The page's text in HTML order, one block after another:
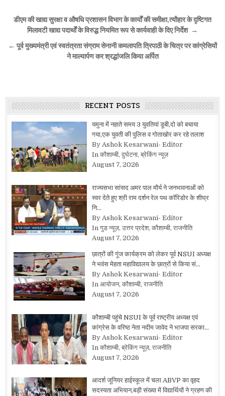
Post
navigation
डीएम की खाद्य सुरक्षा व औषधि प्रशासन विभाग के कार्यों की समीक्षा,त्यौहार के दृष्टिगत
मिलावटी खाद्य पदार्थों के विरुद्ध नियमित रूप से कार्यवाही के दिए निर्देश →
← पूर्व मुख्यमंत्री एवं स्वतंत्रता संग्राम सेनानी कमलापति त्रिपाठी के चित्र पर कांग्रेसियों
ने माल्यार्पण कर श्रद्धांजलि किया अर्पित
RECENT POSTS
यमुना में नहाते समय 3 युवतियां डूबी,दो को बचाया
गया,एक युवती की पुलिस व गोताखोर कर रहे तलाश
By Ashok Kesarwani- Editor
In कौशाम्बी, दुर्घटना, ब्रेकिंग न्यूज़
August 7, 2026
राज्यसभा सांसद अमर पाल मौर्य ने जनभावनाओं को
स्वर देते हुए श्री राम दर्शन रेल पथ कॉरिडोर के शीघ्र
नि…
By Ashok Kesarwani- Editor
In गुड न्यूज़, उत्तर प्रदेश, कौशाम्बी, राजनीति
August 7, 2026
छात्रों की गूंज कार्यक्रम को लेकर पूर्व NSUI अध्यक्ष
ने भवंस मेहता महाविद्यालय के छात्रों से किया सं…
By Ashok Kesarwani- Editor
In आयोजन, कौशाम्बी, राजनीति
August 7, 2026
कौशाम्बी पहुंचे NSUI के पूर्व राष्ट्रीय अध्यक्ष एवं
कांग्रेस के वरिष्ठ नेता नदीम जावेद ने भाजपा सरका…
By Ashok Kesarwani- Editor
In कौशाम्बी, ब्रेकिंग न्यूज़, राजनीति
August 7, 2026
आदर्श जूनियर हाईस्कूल में चला ABVP का वृहद
सदस्यता अभियान,बड़ी संख्या में विद्यार्थियों ने ग्रहण की